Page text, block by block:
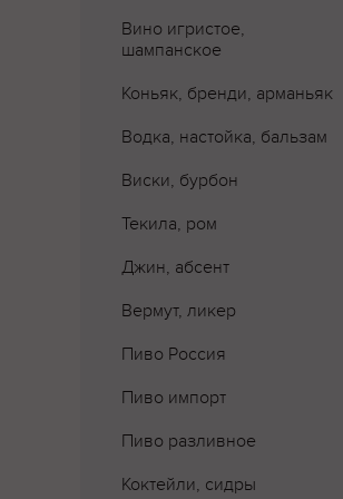
Вино игристое,
шампанское
Коньяк, бренди, арманьяк
Водка, настойка, бальзам
Виски, бурбон
Текила, ром
Джин, абсент
Вермут, ликер
Пиво Россия
Пиво импорт
Пиво разливное
Коктейли, сидры